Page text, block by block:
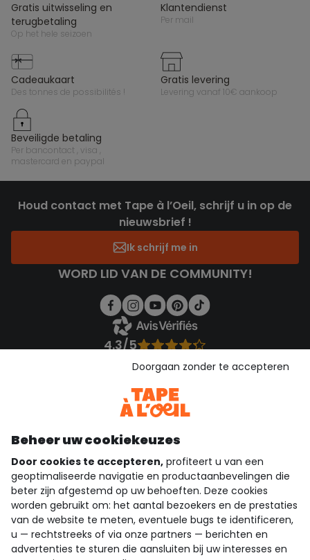
gratis uitwisseling en
terugbetaling
op het hele seizoen
klantendienst
per mail
cadeaukaart
des tonnes de possibilités !
gratis levering
levering vanaf 10€ aankoop
beveiligde betaling
per bancontact , visa ,
mastercard en paypal
Houd contact met Tape à l’Oeil, schrijf u in op de
nieuwsbrief !
Ik schrijf me in
WORD LID VAN DE COMMUNITY!
4.3/5
Bekijk de vertrouwensverklaring
Download onze applicatie
Ontdek onze applicatie
wie zijn we?
hulp nodig
loyalty club
Beheer uw cookiekeuzes
Door cookies te accepteren, profiteert u van een
geoptimaliseerde navigatie en productaanbevelingen die
beter zijn afgestemd op uw behoeften. Deze cookies
worden gebruikt om: het aantal bezoekers en de prestaties
van de website te meten, eventuele bugs te identificeren,
u — rechtstreeks of via onze partners — berichten en
advertenties te sturen die aansluiten bij uw interesses en
Doorgaan zonder te accepteren